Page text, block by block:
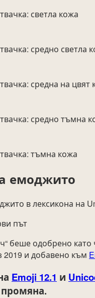
светла кожа
средно светла
средна на цвят
средно тъмна
тъмна кожа
емоджито
в лексикона на
път
беше одобрено като
2019 и добавено към
Emoji 12.1 и